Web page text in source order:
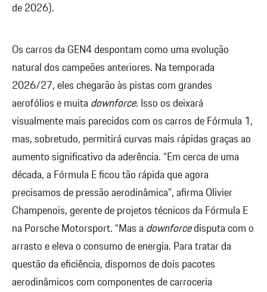
de 2026).
Os carros da GEN4 despontam como uma evolução
natural dos campeões anteriores. Na temporada
2026/27, eles chegarão às pistas com grandes
aerofólios e muita downforce. Isso os deixará
visualmente mais parecidos com os carros de Fórmula 1,
mas, sobretudo, permitirá curvas mais rápidas graças ao
aumento significativo da aderência. “Em cerca de uma
década, a Fórmula E ficou tão rápida que agora
precisamos de pressão aerodinâmica”, afirma Olivier
Champenois, gerente de projetos técnicos da Fórmula E
na Porsche Motorsport. “Mas a downforcedisputa com o
arrasto e eleva o consumo de energia. Para tratar da
questão da eficiência, dispomos de dois pacotes
aerodinâmicos com componentes de carroceria